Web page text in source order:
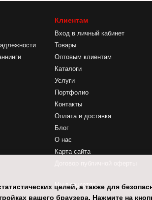
Клиентам
Вход в личный кабинет
Товары
Оптовым клиентам
Каталоги
Услуги
Портфолио
Контакты
Оплата и доставка
Блог
О нас
Карта сайта
Мы в соцсетях
целей, а также для
вашего браузера. Нажмите на